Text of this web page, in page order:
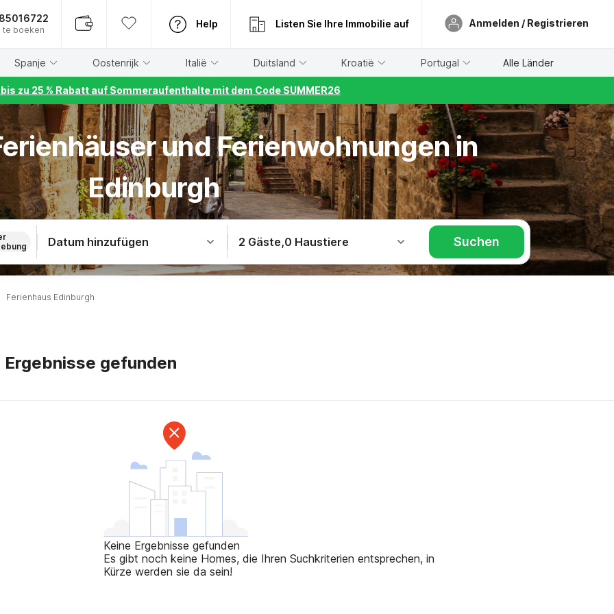
te boeken
Help Listen Sie Ihre Immobilie auf Anmelden / Registrieren
Spanje Oostenrijk Italië Duitsland Kroatië Portugal Alle Länder
zu 25 % Rabatt auf Sommeraufenthalte mit dem Code SUMMER26
und Ferienwohnungen in
Edinburgh
Datum hinzufügen 2 Gäste,0 Haustiere Suchen
Ferienhaus Edinburgh
Ergebnisse gefunden
Keine Ergebnisse gefunden
Es gibt noch keine Homes, die Ihren Suchkriterien entsprechen, in
Kürze werden sie da sein!